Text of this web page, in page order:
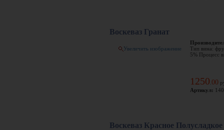
Воскеваз Гранат
Увеличить изображение
Тип вина:
5% Процесс
1250 00
Артикул:
Воскеваз Красное Полусладкое